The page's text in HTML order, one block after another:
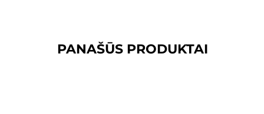
PANAŠŪS PRODUKTAI